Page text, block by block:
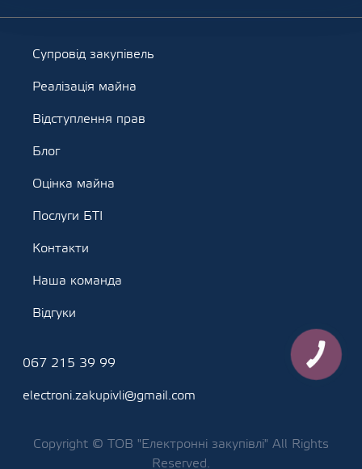
Супровід закупівель
Реалізація майна
Відступлення прав
Блог
Оцінка майна
Послуги БТІ
Контакти
Наша команда
Відгуки
067 215 39 99
electroni.zakupivli@gmail.com
Copyright © ТОВ "Електронні закупівлі" All Rights
Reserved.
КНОПКА
ЗВ'ЯЗКУ